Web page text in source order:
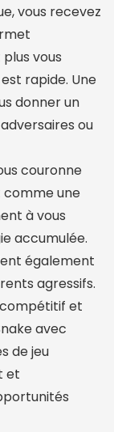
vous recevez
vous
rapide. Une
donner un
ou
couronne
comme une
à vous
accumulée.
également
agressifs.
et
avec
de jeu
et